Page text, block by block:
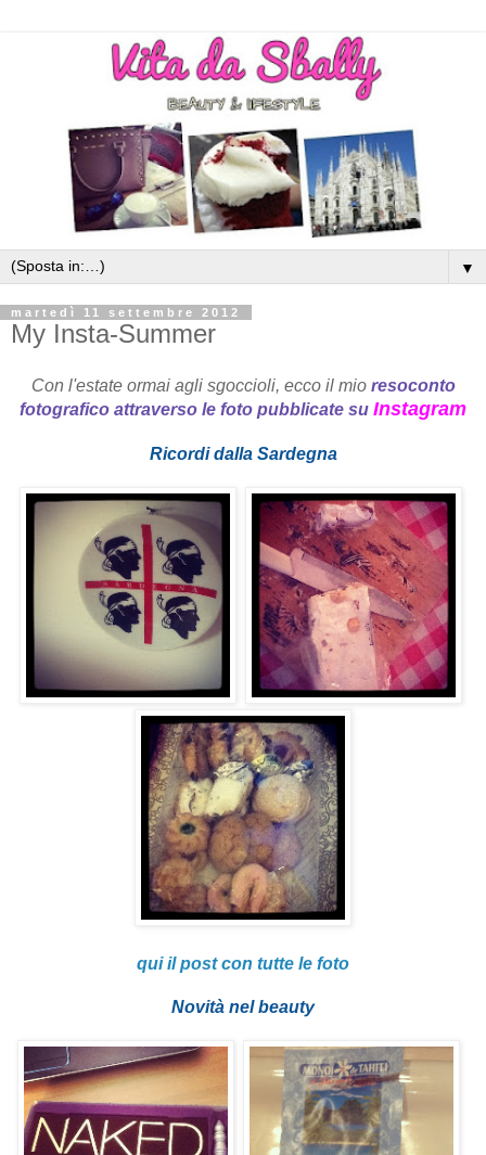
▼
martedì 11 settembre 2012
My Insta-Summer
Con l'estate ormai agli sgoccioli, ecco il mio resoconto
fotografico attraverso le foto pubblicate su Instagram
Ricordi dalla Sardegna
qui il post con tutte le foto
Novità nel beauty